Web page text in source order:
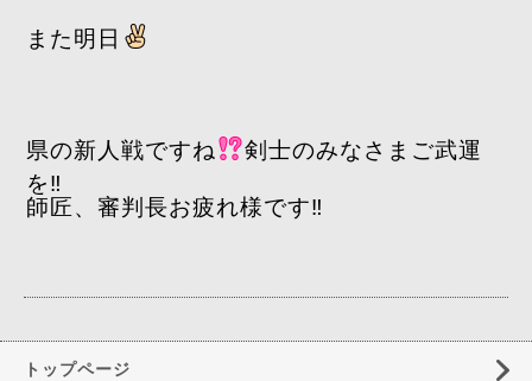
また明日
県の新人戦ですね
剣士のみなさまご武運
を‼️
師匠、審判長お疲れ様です‼️
トップページ